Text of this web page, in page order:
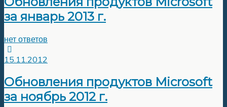
за январь 2013 г.
нет ответов
15.11.2012
Обновления продуктов Microsoft
за ноябрь 2012 г.